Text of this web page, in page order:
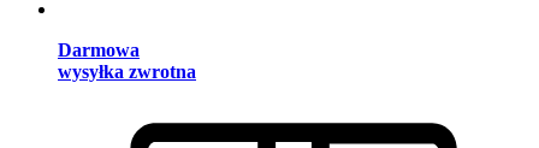
Darmowa
wysyłka zwrotna